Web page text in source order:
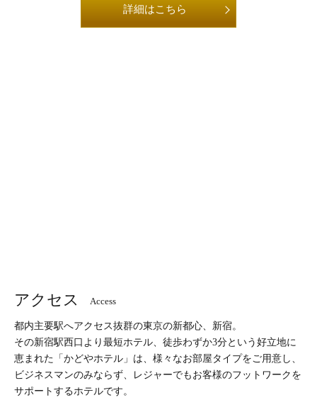
詳細はこちら
アクセス Access
都内主要駅へアクセス抜群の東京の新都心、新宿。
その新宿駅西口より最短ホテル、徒歩わずか3分という好立地に
恵まれた「かどやホテル」は、様々なお部屋タイプをご用意し、
ビジネスマンのみならず、レジャーでもお客様のフットワークを
サポートするホテルです。